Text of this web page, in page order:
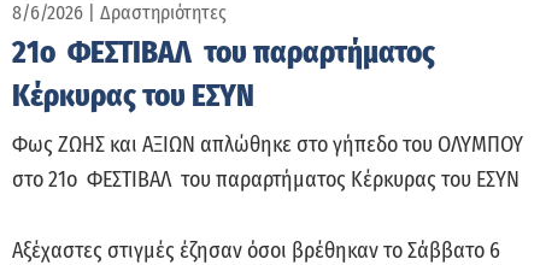
21ο ΦΕΣΤΙΒΑΛ του παραρτήματος
Κέρκυρας του ΕΣΥΝ
Φως ΖΩΗΣ και ΑΞΙΩΝ απλώθηκε στο γήπεδο του ΟΛΥΜΠΟΥ
στο 21ο ΦΕΣΤΙΒΑΛ του παραρτήματος Κέρκυρας του ΕΣΥΝ
Αξέχαστες στιγμές έζησαν όσοι βρέθηκαν το Σάββατο 6
8/6/2026 Δραστηριότητες